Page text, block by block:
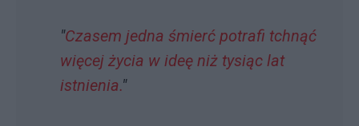
"Czasem jedna śmierć potrafi tchnąć
więcej życia w ideę niż tysiąc lat
istnienia."